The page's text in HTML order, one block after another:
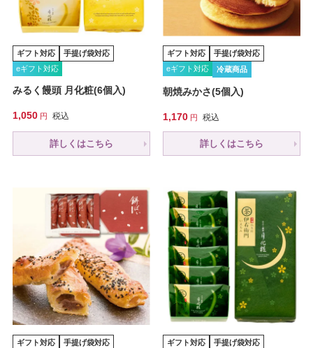
ギフト対応
手提げ袋対応
eギフト対応
みるく饅頭 月化粧(6個入)
1,050 税込
詳しくはこちら
ギフト対応
手提げ袋対応
eギフト対応
冷蔵商品
朝焼みかさ(5個入)
1,170 税込
詳しくはこちら
ギフト対応
手提げ袋対応
ギフト対応
手提げ袋対応